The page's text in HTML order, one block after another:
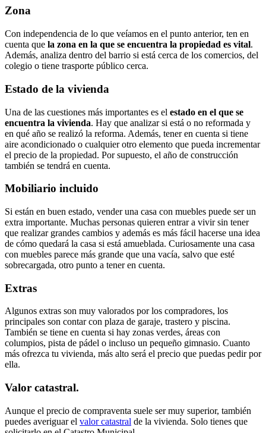
Zona
Con independencia de lo que veíamos en el punto anterior, ten en
cuenta que la zona en la que se encuentra la propiedad es vital.
Además, analiza dentro del barrio si está cerca de los comercios, del
colegio o tiene trasporte público cerca.
Estado de la vivienda
Una de las cuestiones más importantes es el estado en el que se
encuentra la vivienda. Hay que analizar si está o no reformada y
en qué año se realizó la reforma. Además, tener en cuenta si tiene
aire acondicionado o cualquier otro elemento que pueda incrementar
el precio de la propiedad. Por supuesto, el año de construcción
también se tendrá en cuenta.
Mobiliario incluido
Si están en buen estado, vender una casa con muebles puede ser un
extra importante. Muchas personas quieren entrar a vivir sin tener
que realizar grandes cambios y además es más fácil hacerse una idea
de cómo quedará la casa si está amueblada. Curiosamente una casa
con muebles parece más grande que una vacía, salvo que esté
sobrecargada, otro punto a tener en cuenta.
Extras
Algunos extras son muy valorados por los compradores, los
principales son contar con plaza de garaje, trastero y piscina.
También se tiene en cuenta si hay zonas verdes, áreas con
columpios, pista de pádel o incluso un pequeño gimnasio. Cuanto
más ofrezca tu vivienda, más alto será el precio que puedas pedir por
ella.
Valor catastral.
Aunque el precio de compraventa suele ser muy superior, también
puedes averiguar el valor catastral de la vivienda. Solo tienes que